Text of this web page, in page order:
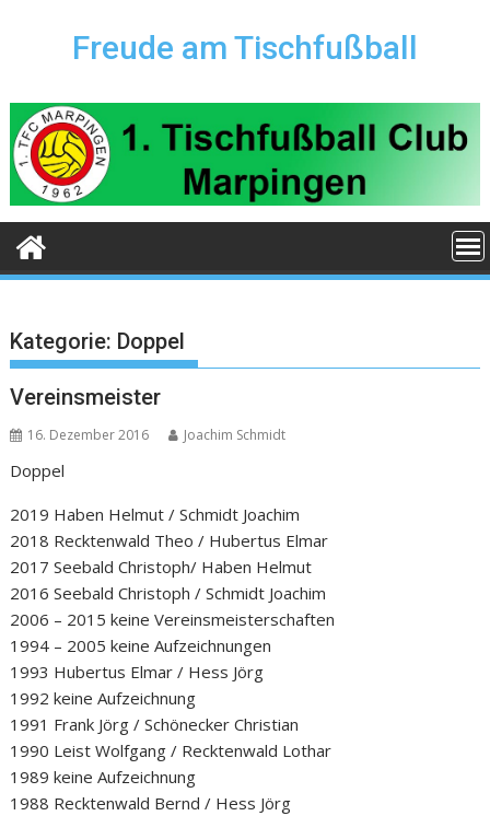
Freude am Tischfußball
Kategorie: Doppel
Vereinsmeister
16. Dezember 2016 Joachim Schmidt
Doppel
2019 Haben Helmut / Schmidt Joachim
2018 Recktenwald Theo / Hubertus Elmar
2017 Seebald Christoph/ Haben Helmut
2016 Seebald Christoph / Schmidt Joachim
2006 – 2015 keine Vereinsmeisterschaften
1994 – 2005 keine Aufzeichnungen
1993 Hubertus Elmar / Hess Jörg
1992 keine Aufzeichnung
1991 Frank Jörg / Schönecker Christian
1990 Leist Wolfgang / Recktenwald Lothar
1989 keine Aufzeichnung
1988 Recktenwald Bernd / Hess Jörg